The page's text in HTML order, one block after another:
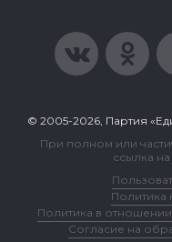
© 2005-2026, Партия
При полном или
ссылка
Политика
Политика в
Согласие на